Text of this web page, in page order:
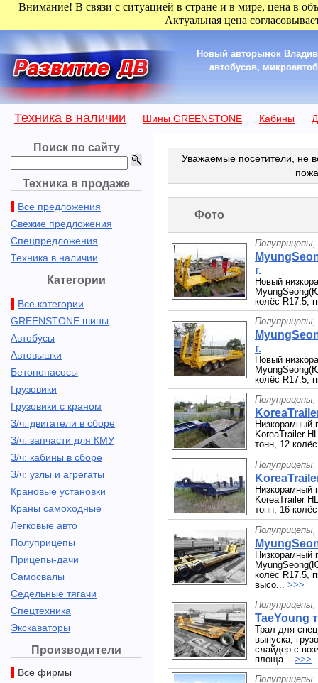
Внимание! В связи с ситуацией в стране и в мире, цена в
Актуальная цена
Новый авторынок
автобусов,
Техника в наличии Шины GREENSTONE Кабины
Поиск по сайту
Техника в продаже
Все предложения
Свежие предложения
Спецпредложения
Техника в наличии
Категории
Все категории
GREENSTONE шины
Автобусы
Автовышки
Бетононасосы
Грузовики
Грузовики с краном
З/ч: двигатели в сборе
З/ч: запчасти для КМУ
З/ч: кабины в сборе
З/ч: узлы и агрегаты
Крановые установки
Краны самоходные
Легковые авто
Полуприцепы
Прицепы-дачи
Самосвалы
Седельные тягачи
Спецтехника
Экскаваторы
Производители
Все фирмы
Уважаемые посетители, не
Фото
г.
Новый
колёс R17.5,
г.
Новый
колёс R17.5,
Низкорамный
KoreaTrailer
тонн, 12
Низкорамный
KoreaTrailer
тонн, 16
Низкорамный
колёс R17.5,
высо... >>>
TaeYoung
Трал для
выпуска,
слайдер с
площа... >>>